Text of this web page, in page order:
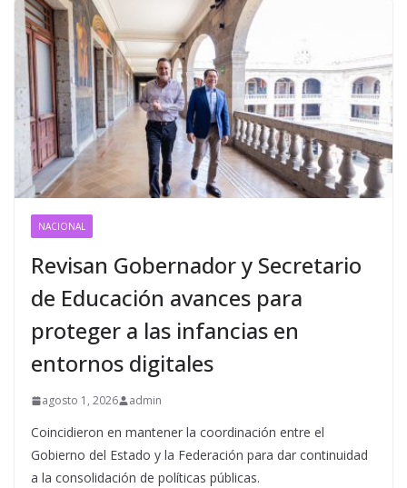
NACIONAL
Revisan Gobernador y Secretario
de Educación avances para
proteger a las infancias en
entornos digitales
agosto 1, 2026 admin
Coincidieron en mantener la coordinación entre el
Gobierno del Estado y la Federación para dar continuidad
a la consolidación de políticas públicas.